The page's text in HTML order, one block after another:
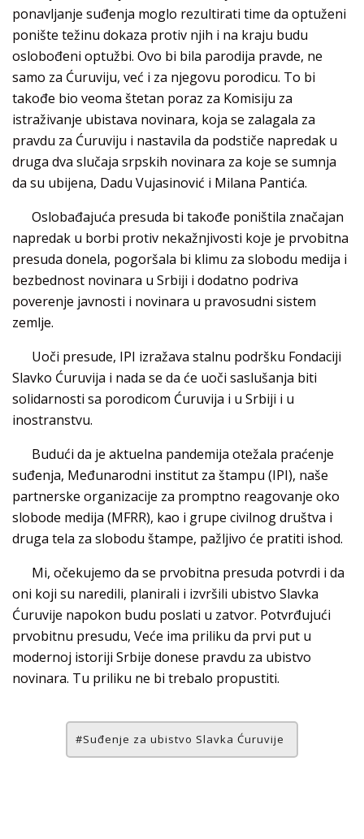
ponavljanje suđenja moglo rezultirati time da optuženi
ponište težinu dokaza protiv njih i na kraju budu
oslobođeni optužbi. Ovo bi bila parodija pravde, ne
samo za Ćuruviju, već i za njegovu porodicu. To bi
takođe bio veoma štetan poraz za Komisiju za
istraživanje ubistava novinara, koja se zalagala za
pravdu za Ćuruviju i nastavila da podstiče napredak u
druga dva slučaja srpskih novinara za koje se sumnja
da su ubijena, Dadu Vujasinović i Milana Pantića.
Oslobađajuća presuda bi takođe poništila značajan
napredak u borbi protiv nekažnjivosti koje je prvobitna
presuda donela, pogoršala bi klimu za slobodu medija i
bezbednost novinara u Srbiji i dodatno podriva
poverenje javnosti i novinara u pravosudni sistem
zemlje.
Uoči presude, IPI izražava stalnu podršku Fondaciji
Slavko Ćuruvija i nada se da će uoči saslušanja biti
solidarnosti sa porodicom Ćuruvija i u Srbiji i u
inostranstvu.
Budući da je aktuelna pandemija otežala praćenje
suđenja, Međunarodni institut za štampu (IPI), naše
partnerske organizacije za promptno reagovanje oko
slobode medija (MFRR), kao i grupe civilnog društva i
druga tela za slobodu štampe, pažljivo će pratiti ishod.
Mi, očekujemo da se prvobitna presuda potvrdi i da
oni koji su naredili, planirali i izvršili ubistvo Slavka
Ćuruvije napokon budu poslati u zatvor. Potvrđujući
prvobitnu presudu, Veće ima priliku da prvi put u
modernoj istoriji Srbije donese pravdu za ubistvo
novinara. Tu priliku ne bi trebalo propustiti.
Suđenje za ubistvo Slavka Ćuruvije